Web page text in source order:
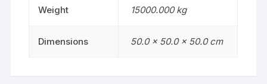
Weight 15000.000 kg
Dimensions 50.0 × 50.0 × 50.0 cm